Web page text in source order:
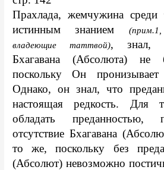
Прахлада, жемчужина среди
истинным знанием
владеющие таттвой), знал,
Бхагавана (Абсолюта) не
поскольку Он
Однако, он знал, что
настоящая редкость. Для
обладать преданностью,
отсутствие Бхагавана
то же, поскольку без
(Абсолют) невозможно